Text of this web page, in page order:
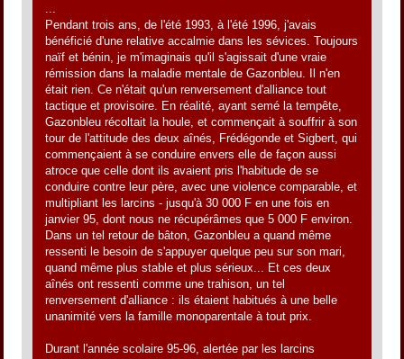
Pendant trois ans, de l'été 1993, à l'été 1996, j'avais
bénéficié d'une relative accalmie dans les sévices. Toujours
naïf et bénin, je m'imaginais qu'il s'agissait d'une vraie
rémission dans la maladie mentale de Gazonbleu. Il n'en
était rien. Ce n'était qu'un renversement d'alliance tout
tactique et provisoire. En réalité, ayant semé la tempête,
Gazonbleu récoltait la houle, et commençait à souffrir à son
tour de l'attitude des deux aînés, Frédégonde et Sigbert, qui
commençaient à se conduire envers elle de façon aussi
atroce que celle dont ils avaient pris l'habitude de se
conduire contre leur père, avec une violence comparable, et
multipliant les larcins - jusqu'à 30 000 F en une fois en
janvier 95, dont nous ne récupérâmes que 5 000 F environ.
Dans un tel retour de bâton, Gazonbleu a quand même
ressenti le besoin de s'appuyer quelque peu sur son mari,
quand même plus stable et plus sérieux... Et ces deux
aînés ont ressenti comme une trahison, un tel
renversement d'alliance : ils étaient habitués à une belle
unanimité vers la famille monoparentale à tout prix.
Durant l'année scolaire 95-96, alertée par les larcins